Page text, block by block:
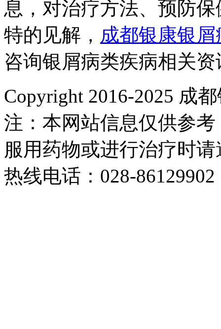
息，对治疗方法、预防
特的见解， 成都银康银
咨询银屑病类疾病相关资
Copyright 2016-2025 成
注：本网站信息仅供参
服用药物或进行治疗时
热线电话：028-86129902